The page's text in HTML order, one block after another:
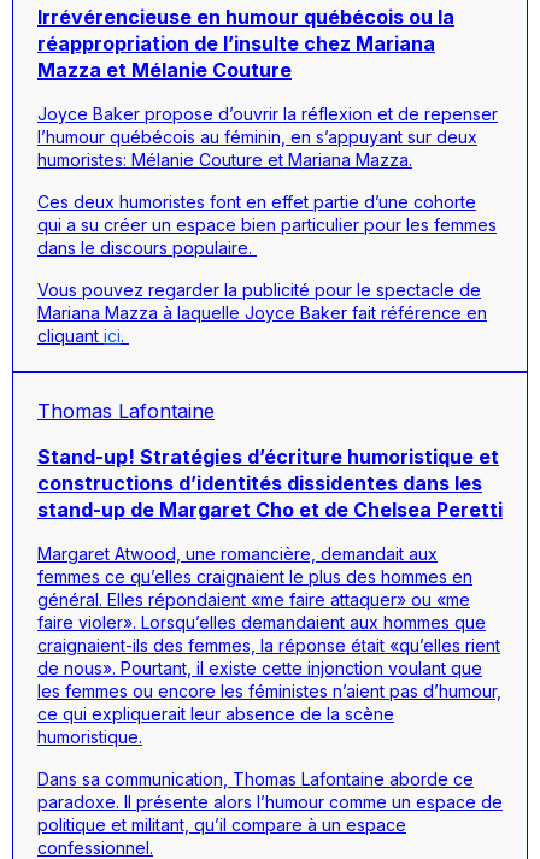
Irrévérencieuse en humour québécois ou la
réappropriation de l’insulte chez Mariana
Mazza et Mélanie Couture
Joyce Baker propose d’ouvrir la réflexion et de repenser
l’humour québécois au féminin, en s’appuyant sur deux
humoristes: Mélanie Couture et Mariana Mazza.
Ces deux humoristes font en effet partie d’une cohorte
qui a su créer un espace bien particulier pour les femmes
dans le discours populaire.
Vous pouvez regarder la publicité pour le spectacle de
Mariana Mazza à laquelle Joyce Baker fait référence en
cliquant ici.
Thomas Lafontaine
Stand-up! Stratégies d’écriture humoristique et
constructions d’identités dissidentes dans les
stand-up de Margaret Cho et de Chelsea Peretti
Margaret Atwood, une romancière, demandait aux
femmes ce qu’elles craignaient le plus des hommes en
général. Elles répondaient «me faire attaquer» ou «me
faire violer». Lorsqu’elles demandaient aux hommes que
craignaient-ils des femmes, la réponse était «qu’elles rient
de nous». Pourtant, il existe cette injonction voulant que
les femmes ou encore les féministes n’aient pas d’humour,
ce qui expliquerait leur absence de la scène
humoristique.
Dans sa communication, Thomas Lafontaine aborde ce
paradoxe. Il présente alors l’humour comme un espace de
politique et militant, qu’il compare à un espace
confessionnel.